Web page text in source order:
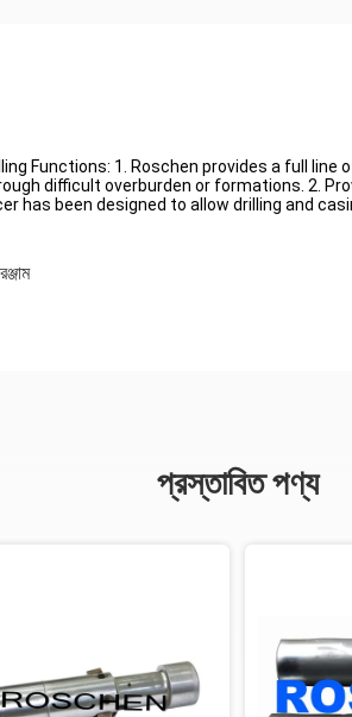
Functions: 1. Roschen provides a full
difficult overburden or formations. 2.
has been designed to allow drilling and
প্রস্তাবিত পণ্য